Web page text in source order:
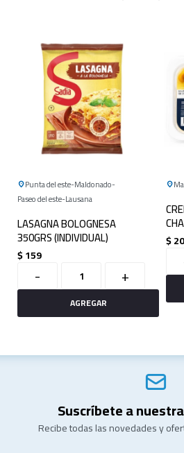
Punta del este Maldonado
Paseo del este Lausana
LASAGNA BOLOGNESA
350GRS (INDIVIDUAL)
$159
- +
$
Suscríbete a
Recibe todas las novedades y